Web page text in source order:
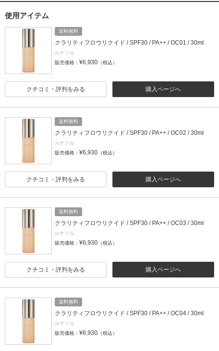
使用アイテム
送料無料
クラリティフロウリクイド / SPF30 / PA++ / OC01 / 30ml
ルナソル
販売価格： ¥6,930 （税込）
購入ページへ
クチコミ・評判をみる
送料無料
クラリティフロウリクイド / SPF30 / PA++ / OC02 / 30ml
ルナソル
販売価格： ¥6,930 （税込）
購入ページへ
クチコミ・評判をみる
送料無料
クラリティフロウリクイド / SPF30 / PA++ / OC03 / 30ml
ルナソル
販売価格： ¥6,930 （税込）
購入ページへ
クチコミ・評判をみる
送料無料
クラリティフロウリクイド / SPF30 / PA++ / OC04 / 30ml
ルナソル
販売価格： ¥6,930 （税込）